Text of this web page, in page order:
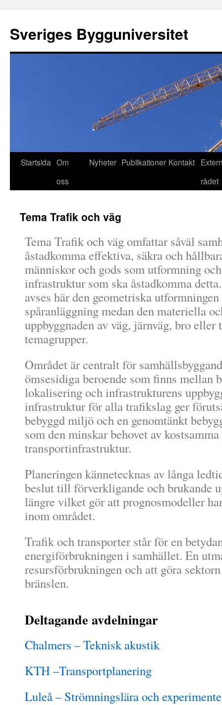
Sveriges Bygguniversitet
Startsida Om
oss
Nyheter Publikationer Kontakt
rådet
Tema Trafik och väg
Tema Trafik och väg omfattar såväl
åstadkomma effektiva, säkra och
människor och gods som utformning
infrastruktur som ska åstadkomma
avses här den geometriska
spåranläggning medan den materiella
uppbyggnaden av väg, järnväg, bro
temagrupper.
Området är centralt för
ömsesidiga beroende som finns mellan
lokalisering och infrastrukturens
infrastruktur för alla trafikslag ger
bebyggd miljö och en genomtänkt
som den minskar behovet av
transportinfrastruktur.
Planeringen kännetecknas av långa
beslut till förverkligande och brukande
längre vilket gör att prognosmodeller
inom området.
Trafik och transporter står för en
energiförbrukningen i samhället. En
resursförbrukningen och att göra
bränslen.
Deltagande avdelningar
Chalmers – Teknisk akustik
KTH –Transportplanering
Luleå – Strömningslära och